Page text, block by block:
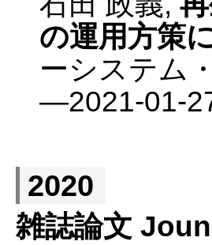
の運用方策
ーシステム
—2021-01-
2020
雑誌論文